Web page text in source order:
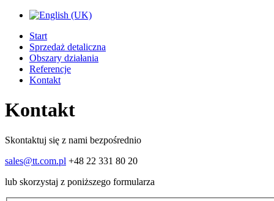
Start
Sprzedaż detaliczna
Obszary działania
Referencje
Kontakt
Kontakt
Skontaktuj się z nami bezpośrednio
sales@tt.com.pl +48 22 331 80 20
lub skorzystaj z poniższego formularza